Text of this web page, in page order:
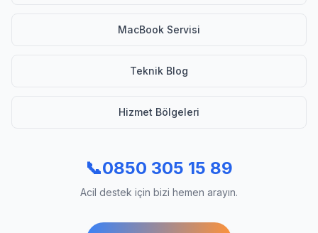
MacBook Servisi
Teknik Blog
Hizmet Bölgeleri
📞0850 305 15 89
Acil destek için bizi hemen arayın.